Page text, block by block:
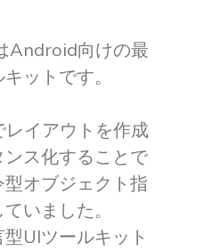
Android向けの最
ットです。
イアウトを作成
ス化することで
オブジェクト指
いました。
UIツールキット